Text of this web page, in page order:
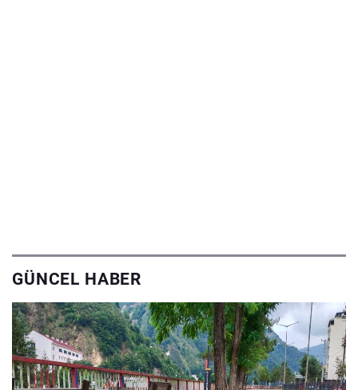
GÜNCEL HABER